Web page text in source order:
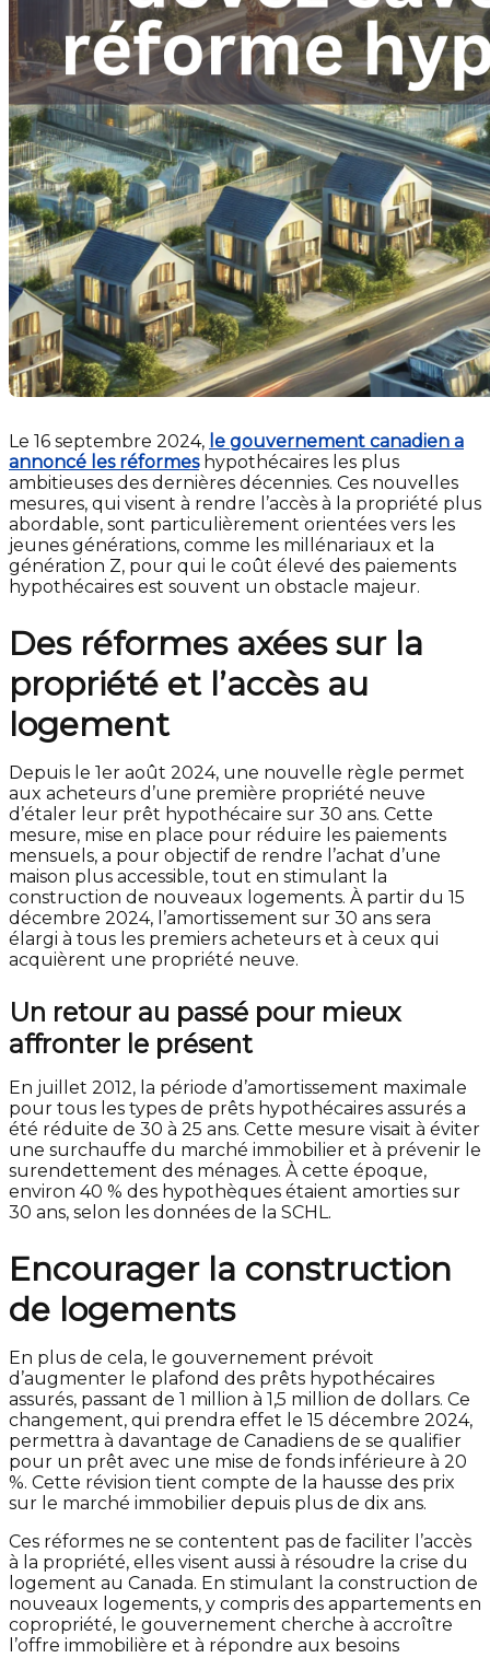
Le 16 septembre 2024, le gouvernement canadien a
annoncé les réformeshypothécaires les plus
ambitieuses des dernières décennies. Ces nouvelles
mesures, qui visent à rendre l’accès à la propriété plus
abordable, sont particulièrement orientées vers les
jeunes générations, comme les millénariaux et la
génération Z, pour qui le coût élevé des paiements
hypothécaires est souvent un obstacle majeur.
Des réformes axées sur la
propriété et l’accès au
logement
Depuis le 1er août 2024, une nouvelle règle permet
aux acheteurs d’une première propriété neuve
d’étaler leur prêt hypothécaire sur 30 ans. Cette
mesure, mise en place pour réduire les paiements
mensuels, a pour objectif de rendre l’achat d’une
maison plus accessible, tout en stimulant la
construction de nouveaux logements. À partir du 15
décembre 2024, l’amortissement sur 30 ans sera
élargi à tous les premiers acheteurs et à ceux qui
acquièrent une propriété neuve.
Un retour au passé pour mieux
affronter le présent
En juillet 2012, la période d’amortissement maximale
pour tous les types de prêts hypothécaires assurés a
été réduite de 30 à 25 ans. Cette mesure visait à éviter
une surchauffe du marché immobilier et à prévenir le
surendettement des ménages. À cette époque,
environ 40 % des hypothèques étaient amorties sur
30 ans, selon les données de la SCHL.
Encourager la construction
de logements
En plus de cela, le gouvernement prévoit
d’augmenter le plafond des prêts hypothécaires
assurés, passant de 1 million à 1,5 million de dollars. Ce
changement, qui prendra effet le 15 décembre 2024,
permettra à davantage de Canadiens de se qualifier
pour un prêt avec une mise de fonds inférieure à 20
%. Cette révision tient compte de la hausse des prix
sur le marché immobilier depuis plus de dix ans.
Ces réformes ne se contentent pas de faciliter l’accès
à la propriété, elles visent aussi à résoudre la crise du
logement au Canada. En stimulant la construction de
nouveaux logements, y compris des appartements en
copropriété, le gouvernement cherche à accroître
l’offre immobilière et à répondre aux besoins